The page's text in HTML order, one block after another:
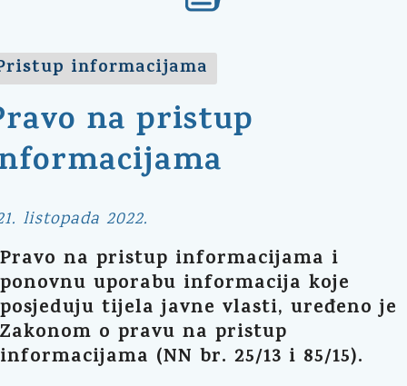
informacijama
na pristup
listopada 2022.
Pravo na pristup informacijama i
ponovnu uporabu informacija koje
posjeduju tijela javne vlasti, uređeno je
Zakonom o pravu na pristup
informacijama (NN br. 25/13 i 85/15).